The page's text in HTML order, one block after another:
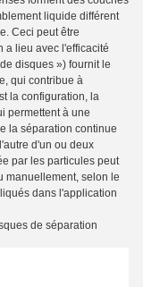
liquide différent
Ceci peut être
a lieu avec l'efficacité
disques ») fournit le
qui contribue à
la configuration, la
permettent à une
la séparation continue
d'un ou deux
par les particules peut
manuellement, selon le
dans l'application
de séparation